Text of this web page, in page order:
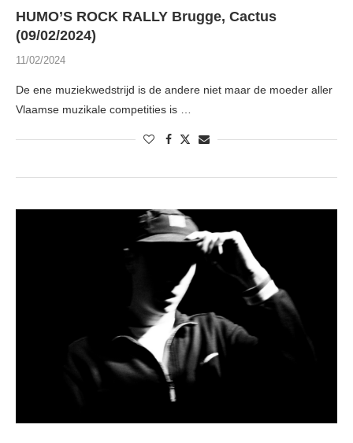
HUMO’S ROCK RALLY Brugge, Cactus
(09/02/2024)
11/02/2024
De ene muziekwedstrijd is de andere niet maar de moeder aller
Vlaamse muzikale competities is …